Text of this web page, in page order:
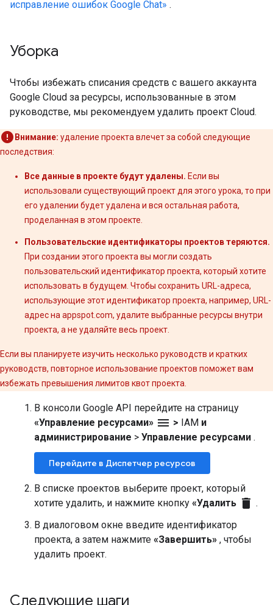
исправление ошибок Google Chat» .
Уборка
Чтобы избежать списания средств с вашего аккаунта
Google Cloud за ресурсы, использованные в этом
руководстве, мы рекомендуем удалить проект Cloud.
Внимание: удаление проекта влечет за собой следующие
последствия:
Все данные в проекте будут удалены. Если вы
использовали существующий проект для этого урока, то при
его удалении будет удалена и вся остальная работа,
проделанная в этом проекте.
Пользовательские идентификаторы проектов теряются.
При создании этого проекта вы могли создать
пользовательский идентификатор проекта, который хотите
использовать в будущем. Чтобы сохранить URL-адреса,
использующие этот идентификатор проекта, например, URL-
адрес на appspot.com, удалите выбранные ресурсы внутри
проекта, а не удаляйте весь проект.
Если вы планируете изучить несколько руководств и кратких
руководств, повторное использование проектов поможет вам
избежать превышения лимитов квот проекта.
В консоли Google API перейдите на страницу
«Управление ресурсами» menu > IAM и
администрирование > Управление ресурсами .
Перейдите в Диспетчер ресурсов
В списке проектов выберите проект, который
хотите удалить, и нажмите кнопку «Удалить delete .
В диалоговом окне введите идентификатор
проекта, а затем нажмите «Завершить» , чтобы
удалить проект.
Следующие шаги